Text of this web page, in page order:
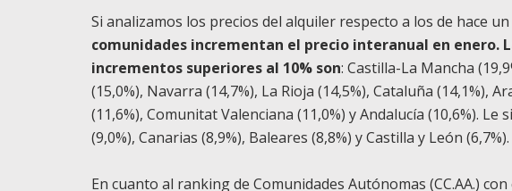
Si analizamos los precios del alquiler respecto a los de hace
comunidades incrementan el precio interanual en enero.
incrementos superiores al 10% son: Castilla-La Mancha
(15,0%), Navarra (14,7%), La Rioja (14,5%), Cataluña (14,1%),
(11,6%), Comunitat Valenciana (11,0%) y Andalucía (10,6%). Le
(9,0%), Canarias (8,9%), Baleares (8,8%) y Castilla y León (6,7%).
En cuanto al ranking de Comunidades Autónomas (CC.AA.)